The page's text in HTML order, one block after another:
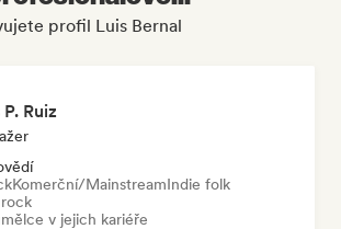
profil Luis Bernal
Ruiz
Komerční/MainstreamIndie folk
v jejich kariéře